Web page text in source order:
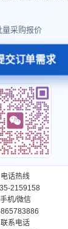
量采购报价
交订单需求
电话热线
2159158
手机/微信
联系电话